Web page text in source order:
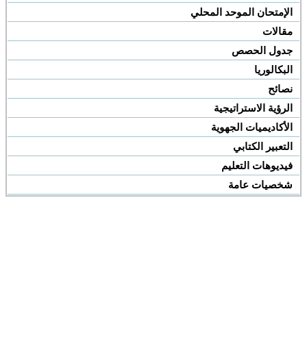
الإمتحان الموحد المحلي
مقالات
جدول الحصص
البكالوريا
نصائح
الرؤية الاستراتيجية
الأكاديميات الجهوية
التعبير الكتابي
فيديوهات التعليم
شخصيات عامة